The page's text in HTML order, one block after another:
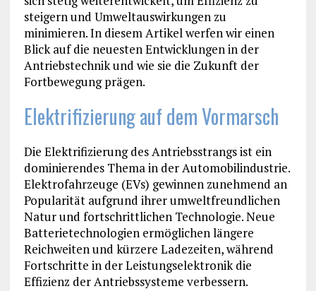
steigern und Umweltauswirkungen zu
minimieren. In diesem Artikel werfen wir einen
Blick auf die neuesten Entwicklungen in der
Antriebstechnik und wie sie die Zukunft der
Fortbewegung prägen.
Elektrifizierung auf dem Vormarsch
Die Elektrifizierung des Antriebsstrangs ist ein
dominierendes Thema in der Automobilindustrie.
Elektrofahrzeuge (EVs) gewinnen zunehmend an
Popularität aufgrund ihrer umweltfreundlichen
Natur und fortschrittlichen Technologie. Neue
Batterietechnologien ermöglichen längere
Reichweiten und kürzere Ladezeiten, während
Fortschritte in der Leistungselektronik die
Effizienz der Antriebssysteme verbessern.